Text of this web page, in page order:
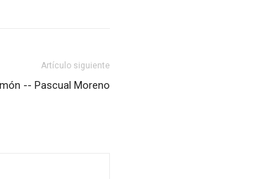
Artículo siguiente
-- Pascual Moreno